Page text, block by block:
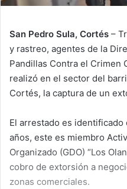
San Pedro Sula, Cortés –
y rastreo, agentes de la
Pandillas Contra el Crimen
realizó en el sector del
Cortés, la captura de un
El arrestado es identificado
años, este es miembro
Organizado (GDO) “Los
cobro de extorsión a
zonas comerciales.